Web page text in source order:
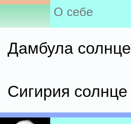
О себе
Дамбула солнце
Сигирия солнце